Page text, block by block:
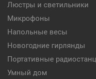
Люстры и светильники
Микрофоны
Напольные весы
Новогодние гирлянды
Портативные
Умный дом